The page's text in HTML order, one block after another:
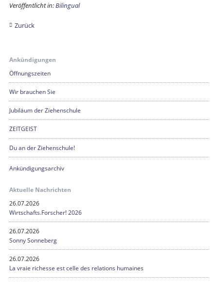
Veröffentlicht in:Bilingual
Zurück
Ankündigungen
Öffnungszeiten
Wir brauchen Sie
Jubiläum der Ziehenschule
ZEITGEIST
Du an der Ziehenschule!
Ankündigungsarchiv
Aktuelle Nachrichten
26.07.2026
Wirtschafts.Forscher! 2026
26.07.2026
Sonny Sonneberg
26.07.2026
La vraie richesse est celle des relations humaines